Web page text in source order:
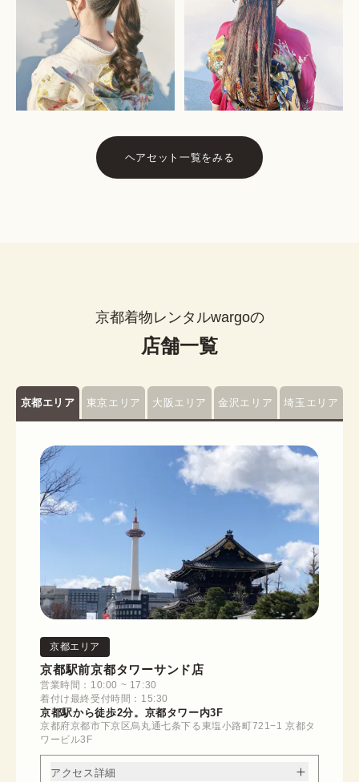
ヘアセット一覧をみる
京都着物レンタルwargoの
店舗一覧
京都エリア 東京エリア 大阪エリア 金沢エリア 埼玉エリア
京都エリア
京都駅前京都タワーサンド店
営業時間：10:00 ~ 17:30
着付け最終受付時間：15:30
京都駅から徒歩2分。京都タワー内3F
京都府京都市下京区烏丸通七条下る東塩小路町721−1 京都タ
ワービル3F
アクセス詳細